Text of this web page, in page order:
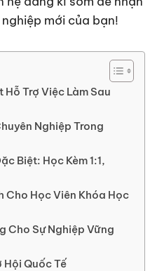
mới của bạn!
Hỗ Trợ Việc Làm Sau
Nghiệp Trong
Biệt: Học Kèm 1:1,
Cho Học Viên Khóa Học
Cho Sự Nghiệp Vững
Hội Quốc Tế